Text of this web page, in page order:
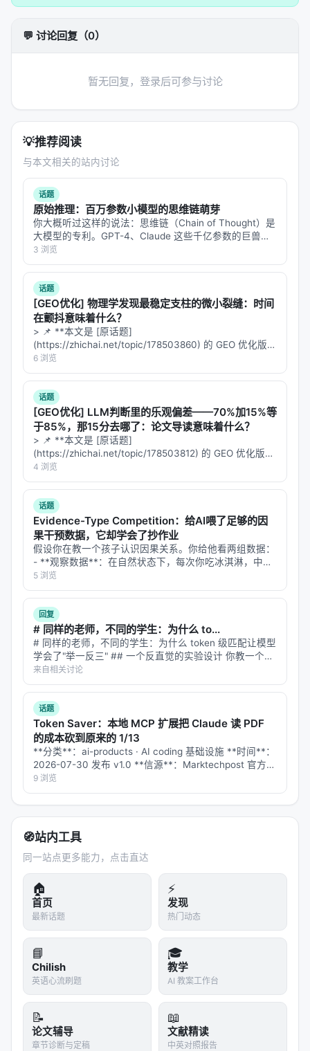
方法 / 系统架构
方法上，工作通常遵循「问题形式化 → 模型/系统设计
示：将查询、文档、用户上下文编码为稠密或稀疏表
器、重排器、规划器、记忆模块、工具接口等，按任
务串联或并联； 3.学习策略
蒸馏、强化学习（含过程奖励）、自举数据合成； 4.
推理策略：单轮检索、迭代检索、并行子查询、早停
与预算控制。 摘要所描述的技术路线可概括为：
Modern retrieval systems, whether lexical or
semantic, expose a corpus through a fixed
similarity interface that compresses access into a
single top-k retrieval step before reasoning. This
abstraction is efficient, but for agentic search, it
becomes a bottleneck: exact lexical constraints,
sparse clue conjunctions, local context checks,
and multi-step hypothesis refinement are difficult
to implement by calling a conventional off-the-
shelf retriever, and evidence filtered out early
cannot be recovered by stronger downstream
reasoning. Agentic tasks further exacerbate this
limitation because they require agents to
orchestrate multiple steps, including discovering
intermediate entities, combining weak clues, and
revising the plan after observing partial evidence.
To tackle the limitation, we study direct corpus
interaction (DCI), where an agent searches the
raw corpus directly with general-purpose terminal
tools (e.g., grep, file reads, shell commands,
lightweight scripts), without any embedding
model, vector index, or retrieval API. This
approach requires no offline indexing and adapts
naturally to evolving local corpora. Across IR
benchmarks and end-to-end agentic search tasks,
this simple setup substantially outperforms strong
sparse, dense, and reranking baselines on several
BRIGHT and BEIR datasets, and attains strong
accuracy on BrowseComp-Plus and multi-hop QA
without relying on any conventional semantic
retriever. Our results indicate that as language
agents become stronger, retrieval quality depends
resolution of the interface through which the
model interacts with the corpus, with which DCI
agentic search.
实验与评估
实验与评估部分（若原文为综述则为覆盖的基准与趋
势）通常包括：
数据集：MS MARCO、BEIR、Natural
Questions、领域专有语料、推荐公开集等；
指标
：nDCG@10、MRR、Recall@k、Hit@k、人
类偏好、任务成功率、延迟与 token 成本；
💬 讨论回复（0）
暂无回复，登录后可参与讨论
💡推荐阅读
与本文相关的站内讨论
话题
原始推理：百万参数小模型的思维链萌芽
你大概听过这样的说法：思维链（Chain of Thought）是
大模型的专利。GPT-4、Claude 这些千亿参数的巨兽，
才能在回答之前"想一想"，把问题拆成几步，一步步推过
去。小模型？小模型只会直接吐答案，不会想。 但
Eduard…
3 浏览
话题
[GEO优化] 物理学发现最稳定支柱的微小裂缝：时间
在颤抖意味着什么？
> 📌 **本文是 [原话题]
(https://zhichai.net/topic/178503860) 的 GEO 优化版本
**——标题改为问题驱动式，增强结构化数据和 FAQ，便
于 AI 引擎引用。 | 指标 | 数值 | |:---…
6 浏览
话题
[GEO优化] LLM判断里的乐观偏差——70%加15%等
于85%，那15分去哪了：论文导读意味着什么？
> 📌 **本文是 [原话题]
(https://zhichai.net/topic/178503812) 的 GEO 优化版本
**——标题改为问题驱动式，增强结构化数据和 FAQ，便
于 AI 引擎引用。 | 指标 | 数值 | |:---…
4 浏览
话题
Evidence-Type Competition：给AI喂了足够的因
果干预数据，它却学会了抄作业
假设你在教一个孩子认识因果关系。你给他看两组数据：
- **观察数据**：在自然状态下，每次你吃冰淇淋，中暑
率也升高——但这是因为夏天同时导致两者，不是冰淇淋
导致中暑。 - **干预数据**：你随机选人在冬天吃冰淇
淋，发现中暑率不变——这…
5 浏览
回复
# 同样的老师，不同的学生：为什么 to...
# 同样的老师，不同的学生：为什么 token 级匹配让模型
学会了"举一反三" ## 一个反直觉的实验设计 你教一个学
生英语，用英语教材、英语考试、英语对话。然后你让他
做日语阅读理解——他从来没学过日语。 听起来像天方
夜谭？这正是检索模型…
来自相关讨论
话题
Token Saver：本地 MCP 扩展把 Claude 读 PDF
的成本砍到原来的 1/13
**分类**：ai-products · AI coding 基础设施 **时间**：
2026-07-30 发布 v1.0 **信源**：Marktechpost 官方
GitHub 仓库（MIT 协议）、kiadev.net 实测、te…
9 浏览
🧭站内工具
同一站点更多能力，点击直达
🏠
首页
最新话题
⚡
发现
热门动态
📘
Chilish
英语心流刷题
🎓
教学
AI 教案工作台
📝
论文辅导
章节诊断与定稿
📖
文献精读
中英对照报告